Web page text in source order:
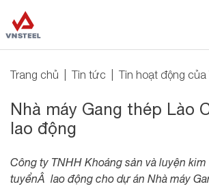
Trang chủ Tin tức Tin hoạt động của
Nhà máy Gang thép Lào
lao động
Công ty TNHH Khoáng sản và luyện kim
tuyểnÂ lao động cho dự án Nhà máy